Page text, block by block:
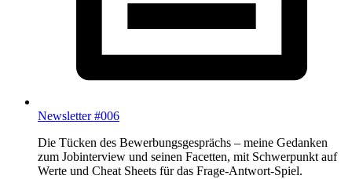
Newsletter #006
Die Tücken des Bewerbungsgesprächs – meine Gedanken
zum Jobinterview und seinen Facetten, mit Schwerpunkt auf
Werte und Cheat Sheets für das Frage-Antwort-Spiel.